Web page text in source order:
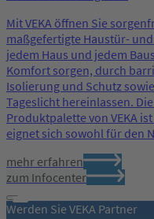
Mit VEKA öffnen Sie
maßgefertigte Haustür-
jedem Haus und jedem
Komfort sorgen, durch
Isolierung und Schutz
Tageslicht hereinlassen.
Produktpalette von VEKA
eignet sich sowohl für den
mehr erfahren
zum Infocenter
Werden Sie VEKA Partner